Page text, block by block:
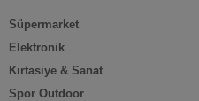
Süpermarket
Elektronik
Kırtasiye & Sanat
Spor Outdoor